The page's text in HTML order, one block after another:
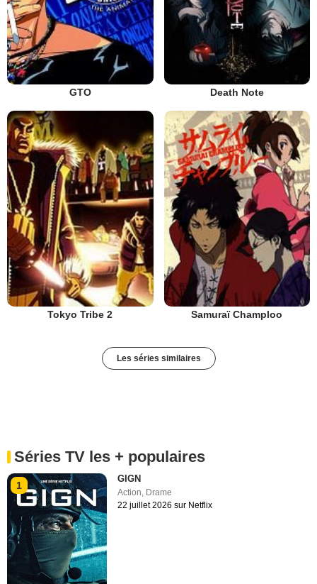
GTO Death Note
Tokyo Tribe 2 Samuraï Champloo
Les séries similaires
Séries TV les + populaires
1
GIGN
Action Drame
22 juillet 2026 sur Netflix